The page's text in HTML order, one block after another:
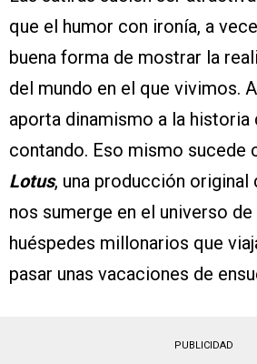
que el humor con ironía, a
buena forma de mostrar la
del mundo en el que vivimos.
aporta dinamismo a la historia
contando. Eso mismo sucede
Lotus, una producción original
nos sumerge en el universo de
huéspedes millonarios que
pasar unas vacaciones de
PUBLICIDAD